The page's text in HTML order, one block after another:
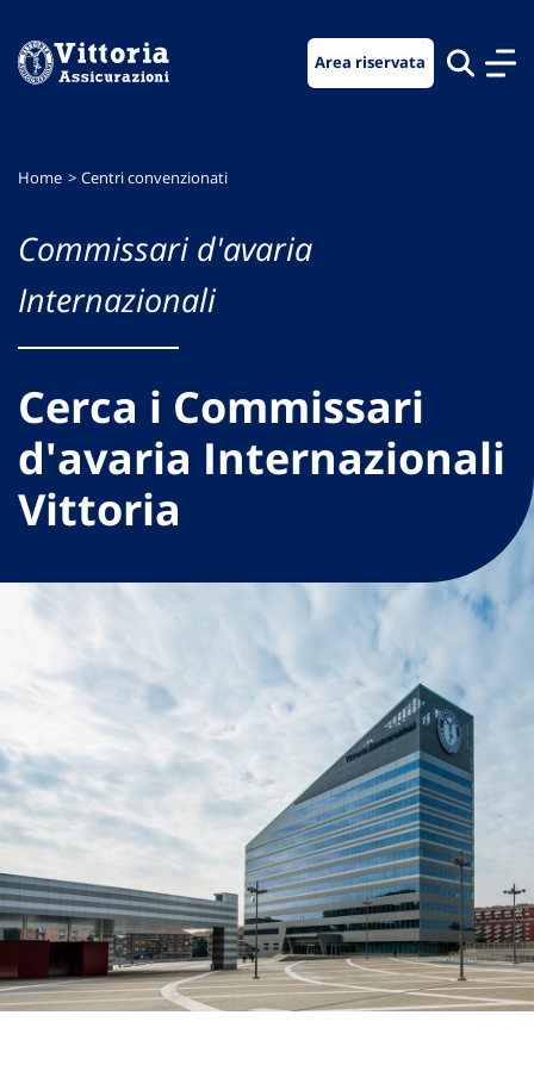
menu
contenuto
footer
Area riservata
Home Centri convenzionati
Commissari d'avaria
Internazionali
Cerca i Commissari
d'avaria Internazionali
Vittoria